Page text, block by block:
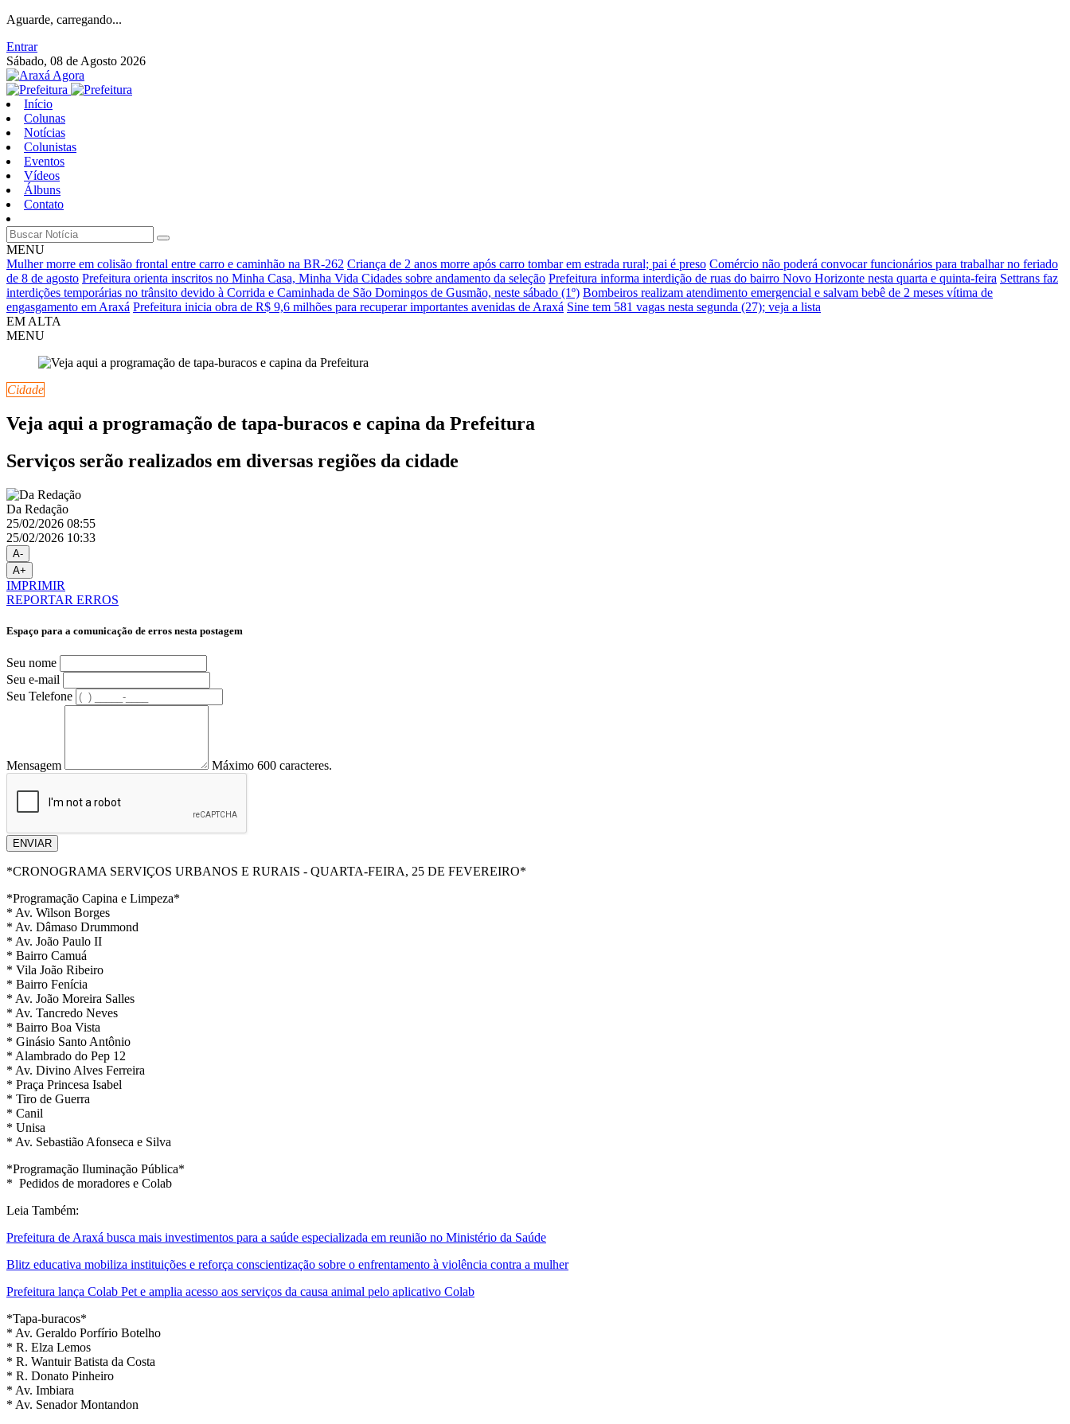
Aguarde, carregando...
Entrar
Sábado, 08 de Agosto 2026
Início
Colunas
Notícias
Colunistas
Eventos
Vídeos
Álbuns
Contato
MENU
Mulher morre em colisão frontal entre carro e caminhão na BR-262 Criança de 2 anos morre após carro tombar em estrada rural; pai é preso Comércio não poderá convocar funcionários para trabalhar no feriado
de 8 de agosto Prefeitura orienta inscritos no Minha Casa, Minha Vida Cidades sobre andamento da seleção Prefeitura informa interdição de ruas do bairro Novo Horizonte nesta quarta e quinta-feira Settrans faz
interdições temporárias no trânsito devido à Corrida e Caminhada de São Domingos de Gusmão, neste sábado (1º) Bombeiros realizam atendimento emergencial e salvam bebê de 2 meses vítima de
engasgamento em Araxá Prefeitura inicia obra de R$ 9,6 milhões para recuperar importantes avenidas de Araxá Sine tem 581 vagas nesta segunda (27); veja a lista
EM ALTA
MENU
Cidade
Veja aqui a programação de tapa-buracos e capina da Prefeitura
Serviços serão realizados em diversas regiões da cidade
Da Redação
25/02/2026 08:55
25/02/2026 10:33
A-
A+
IMPRIMIR
REPORTAR ERROS
Espaço para a comunicação de erros nesta postagem
Seu nome
Seu e-mail
Seu Telefone
Mensagem Máximo 600 caracteres.
ENVIAR
*CRONOGRAMA SERVIÇOS URBANOS E RURAIS - QUARTA-FEIRA, 25 DE FEVEREIRO*
*Programação Capina e Limpeza*
* Av. Wilson Borges
* Av. Dâmaso Drummond
* Av. João Paulo II
* Bairro Camuá
* Vila João Ribeiro
* Bairro Fenícia
* Av. João Moreira Salles
* Av. Tancredo Neves
* Bairro Boa Vista
* Ginásio Santo Antônio
* Alambrado do Pep 12
* Av. Divino Alves Ferreira
* Praça Princesa Isabel
* Tiro de Guerra
* Canil
* Unisa
* Av. Sebastião Afonseca e Silva
*Programação Iluminação Pública*
* Pedidos de moradores e Colab
Leia Também:
Prefeitura de Araxá busca mais investimentos para a saúde especializada em reunião no Ministério da Saúde
Blitz educativa mobiliza instituições e reforça conscientização sobre o enfrentamento à violência contra a mulher
Prefeitura lança Colab Pet e amplia acesso aos serviços da causa animal pelo aplicativo Colab
*Tapa-buracos*
* Av. Geraldo Porfírio Botelho
* R. Elza Lemos
* R. Wantuir Batista da Costa
* R. Donato Pinheiro
* Av. Imbiara
* Av. Senador Montandon